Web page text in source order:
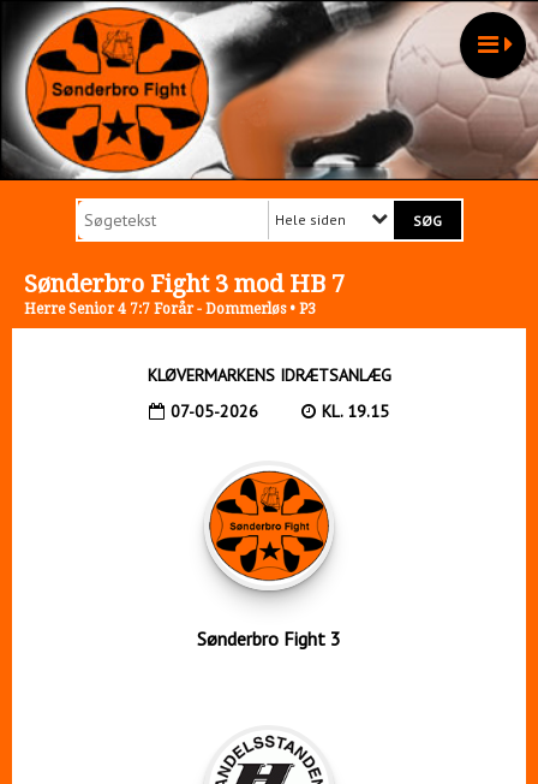
Hele siden
Sønderbro Fight 3 mod HB 7
Herre Senior 4 7:7 Forår - Dommerløs • P3
KLØVERMARKENS IDRÆTSANLÆG
07-05-2026
KL. 19.15
Sønderbro Fight 3